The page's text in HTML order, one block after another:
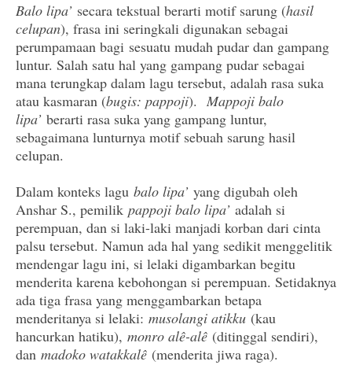
Balo lipa’ secara tekstual berarti motif sarung (hasil
celupan), frasa ini seringkali digunakan sebagai
perumpamaan bagi sesuatu mudah pudar dan gampang
luntur. Salah satu hal yang gampang pudar sebagai
mana terungkap dalam lagu tersebut, adalah rasa suka
atau kasmaran (bugis: pappoji). Mappoji balo
lipa’ berarti rasa suka yang gampang luntur,
sebagaimana lunturnya motif sebuah sarung hasil
celupan.
Dalam konteks lagu balo lipa’ yang digubah oleh
Anshar S., pemilik pappoji balo lipa’ adalah si
perempuan, dan si laki-laki manjadi korban dari cinta
palsu tersebut. Namun ada hal yang sedikit menggelitik
mendengar lagu ini, si lelaki digambarkan begitu
menderita karena kebohongan si perempuan. Setidaknya
ada tiga frasa yang menggambarkan betapa
menderitanya si lelaki: musolangi atikku (kau
hancurkan hatiku), monro alê-alê (ditinggal sendiri),
dan madoko watakkalê (menderita jiwa raga).